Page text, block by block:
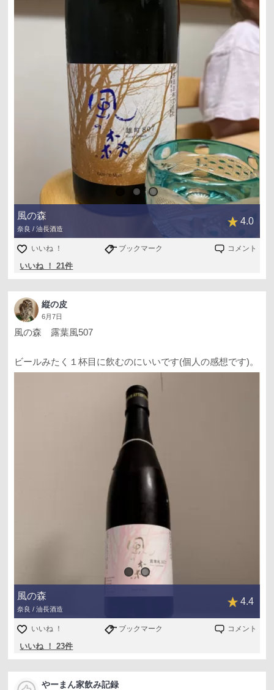
風の森
奈良 / 油長酒造
4.0
いいね ！ ブックマーク コメント
いいね ！ 21件
縦の皮
6月7日
風の森 露葉風507
ビールみたく１杯目に飲むのにいいです(個人の感想です)。
風の森
奈良 / 油長酒造
4.4
いいね ！ ブックマーク コメント
いいね ！ 23件
やーまん家飲み記録